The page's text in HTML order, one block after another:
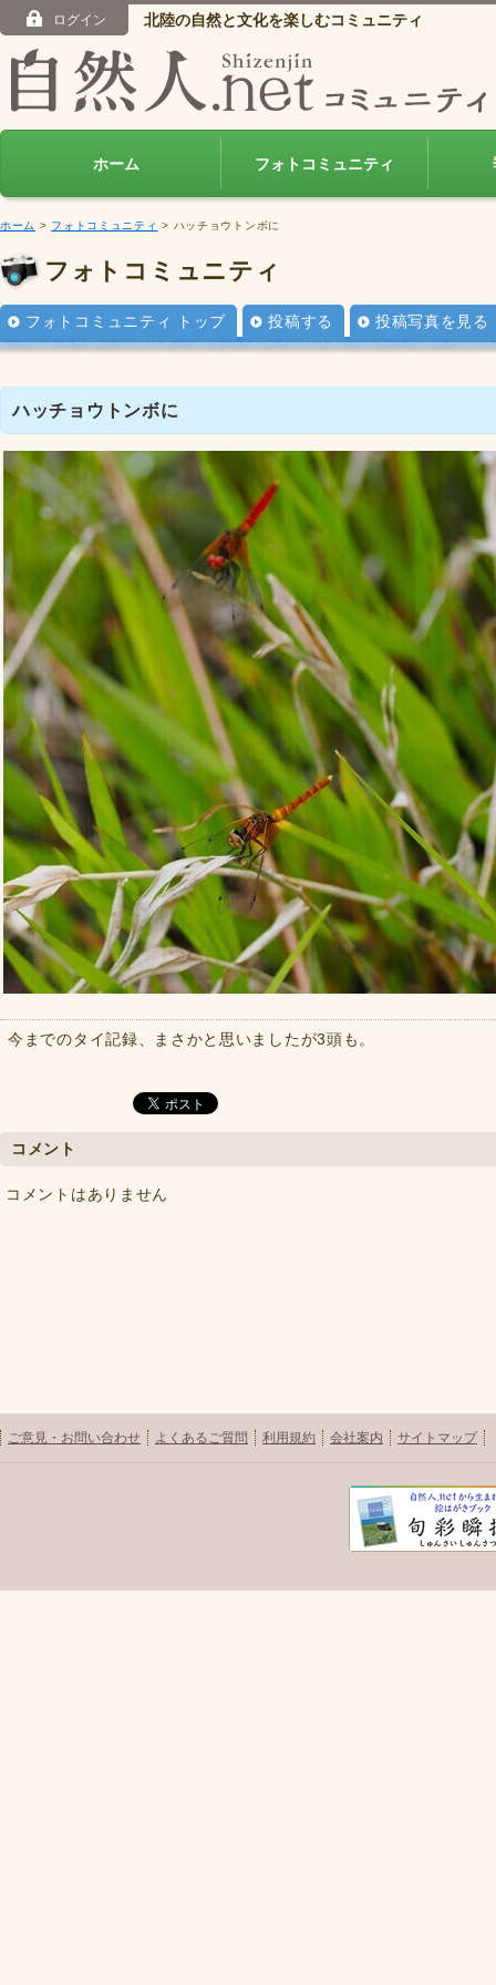
ログイン 北陸の自然と文化を楽しむコミュニティ
ホーム フォトコミュニティ
ホーム > フォトコミュニティ > ハッチョウトンボに
フォトコミュニティ
フォトコミュニティ トップ 投稿する 投稿写真を見る
ハッチョウトンボに
今までのタイ記録、まさかと思いましたが3頭も。
コメント
コメントはありません
ご意見・お問い合わせ よくあるご質問 利用規約 会社案内 サイトマップ